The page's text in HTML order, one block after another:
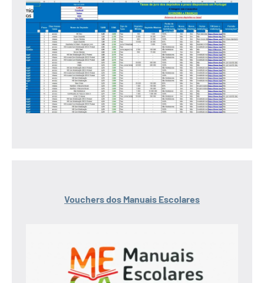
Vouchers dos Manuais Escolares